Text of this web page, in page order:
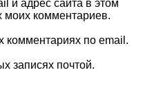
и адрес сайта в этом
моих комментариев.
комментариях по email.
записях почтой.